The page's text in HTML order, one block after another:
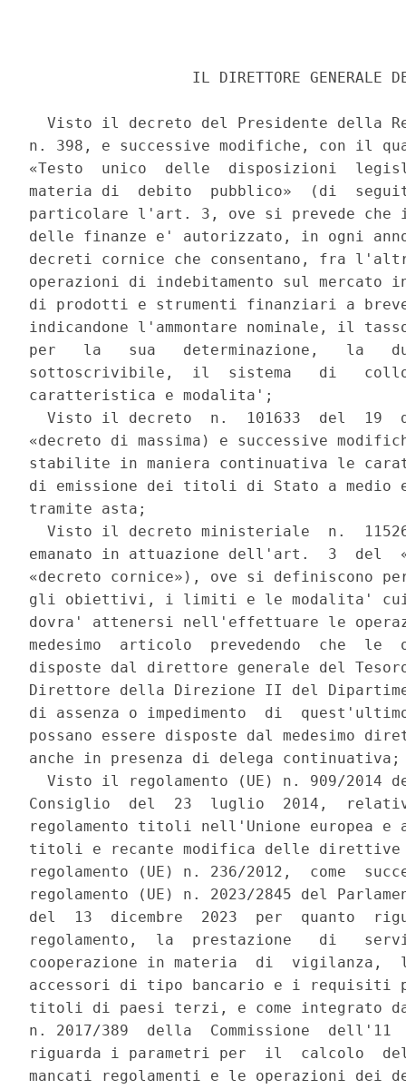
IL DIRETTORE GENERALE
Visto il decreto del Presidente della
n. 398, e successive modifiche, con il
«Testo  unico  delle  disposizioni
materia di  debito  pubblico»  (di
particolare l'art. 3, ove si prevede che
delle finanze e' autorizzato, in ogni
decreti cornice che consentano, fra
operazioni di indebitamento sul mercato
di prodotti e strumenti finanziari a
indicandone l'ammontare nominale, il
per   la   sua   determinazione,   la
sottoscrivibile,  il  sistema   di
caratteristica e modalita';
Visto il decreto  n.  101633  del  19
«decreto di massima) e successive
stabilite in maniera continuativa le
di emissione dei titoli di Stato a medio
tramite asta;
Visto il decreto ministeriale  n.
emanato in attuazione dell'art.  3  del
«decreto cornice»), ove si definiscono
gli obiettivi, i limiti e le modalita' cui
dovra' attenersi nell'effettuare le
medesimo  articolo  prevedendo  che  le
disposte dal direttore generale del
Direttore della Direzione II del
di assenza o impedimento  di
possano essere disposte dal medesimo
anche in presenza di delega
Visto il regolamento (UE) n. 909/2014
Consiglio  del  23  luglio  2014,
regolamento titoli nell'Unione europea
titoli e recante modifica delle direttive
regolamento (UE) n. 236/2012,  come
regolamento (UE) n. 2023/2845 del
del  13  dicembre  2023  per  quanto
regolamento,  la  prestazione   di
cooperazione in materia  di  vigilanza,
accessori di tipo bancario e i
titoli di paesi terzi, e come integrato dal
n. 2017/389  della  Commissione  dell'11
riguarda i parametri per  il  calcolo
mancati regolamenti e le operazioni